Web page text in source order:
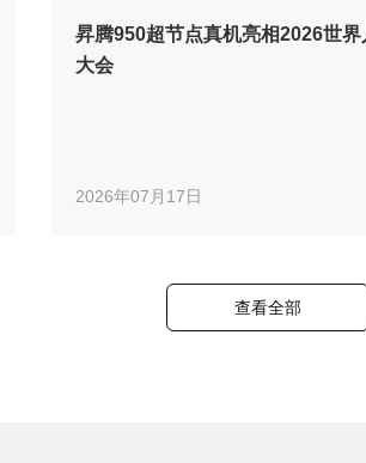
昇腾950超节点真机亮相2026世
大会
2026年07月17日
查看全部